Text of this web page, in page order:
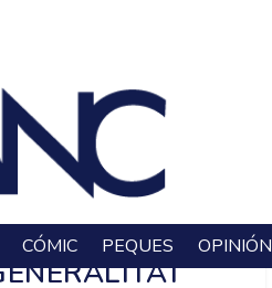
CÓMIC PEQUES OPINIÓN